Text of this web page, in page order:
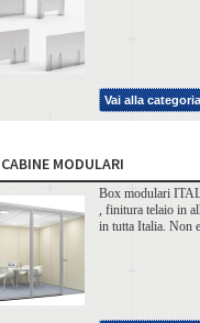
Vai alla categoria
MODULARI
Box modulari
, finitura telaio in
in tutta Italia. Non